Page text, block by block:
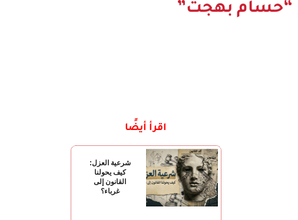
“حسام بهجت”
اقرأ أيضًا
شرعية العزل:
كيف يحولنا
القانون إلى
غرباء؟